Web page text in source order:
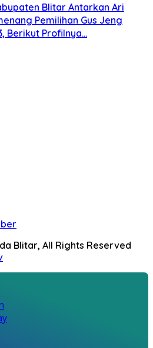
Blitar Antarkan Ari
Pemilihan Gus Jeng
Berikut Profilnya…
Blitar, All Rights Reserved